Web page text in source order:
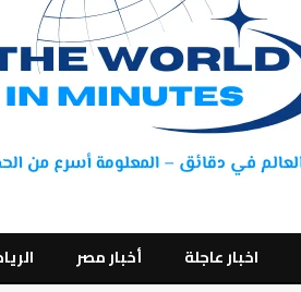
اخبار عاجلة أخبار مصر